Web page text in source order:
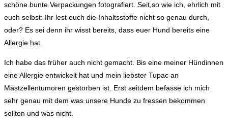
schöne bunte Verpackungen fotografiert. Seit,so wie ich, ehrlich mit
euch selbst: Ihr lest euch die Inhaltsstoffe nicht so genau durch,
oder? Es sei denn ihr wisst bereits, dass euer Hund bereits eine
Allergie hat.
Ich habe das früher auch nicht gemacht. Bis eine meiner Hündinnen
eine Allergie entwickelt hat und mein liebster Tupac an
Mastzellentumoren gestorben ist. Erst seitdem befasse ich mich
sehr genau mit dem was unsere Hunde zu fressen bekommen
sollten und was nicht.